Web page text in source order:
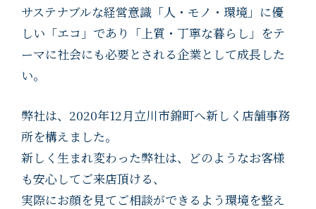
サステナブルな経営意識「人・モノ・環境」に優
しい「エコ」であり「上質・丁寧な暮らし」をテ
ーマに社会にも必要とされる企業として成長した
い。
弊社は、2020年12月立川市錦町へ新しく店舗事務
所を構えました。
新しく生まれ変わった弊社は、どのようなお客様
も安心してご来店頂ける、
実際にお顔を見てご相談ができるよう環境を整え